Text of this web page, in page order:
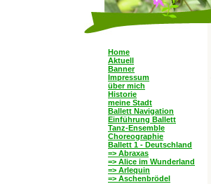
Home
Aktuell
Banner
Impressum
über mich
Historie
meine Stadt
Ballett Navigation
Einführung Ballett
Tanz-Ensemble
Choreographie
Ballett 1 - Deutschland
=> Abraxas
=> Alice im Wunderland
=> Arlequin
=> Aschenbrödel